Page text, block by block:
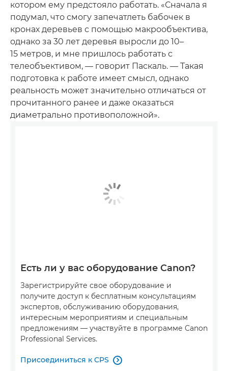
котором ему предстояло работать. «Сначала я
подумал, что смогу запечатлеть бабочек в
кронах деревьев с помощью макрообъектива,
однако за 30 лет деревья выросли до 10–
15 метров, и мне пришлось работать с
телеобъективом, — говорит Паскаль. — Такая
подготовка к работе имеет смысл, однако
реальность может значительно отличаться от
прочитанного ранее и даже оказаться
диаметрально противоположной».
Есть ли у вас оборудование Canon?
Зарегистрируйте свое оборудование и
получите доступ к бесплатным консультациям
экспертов, обслуживанию оборудования,
интересным мероприятиям и специальным
предложениям — участвуйте в программе Canon
Professional Services.
Присоединиться к CPS 